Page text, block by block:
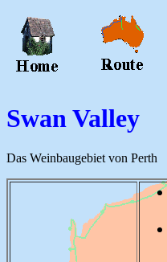
Swan Valley
Das Weinbaugebiet von Perth